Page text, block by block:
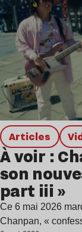
Articles
À voir :
son
part iii »
Ce 6 mai 2026
Chanpan, «